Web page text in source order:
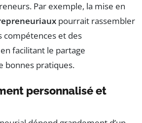
Par exemple, la mise en
pourrait rassembler
compétences et des
facilitant le partage
bonnes pratiques.
personnalisé et